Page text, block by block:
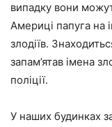
випадку вони
Америці папуга на
злодіїв.
запам’ятав імена
поліції.
У наших будинках